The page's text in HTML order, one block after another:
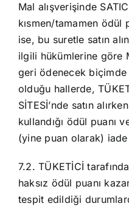
Mal alışverişinde
kısmen/tamamen ödül
ise, bu suretle satın
ilgili hükümlerine göre
geri ödenecek
olduğu hallerde,
SİTESİ’nde satın
kullandığı ödül puanı
(yine puan olarak)
7.2. TÜKETİCİ
haksız ödül puanı
tespit edildiği